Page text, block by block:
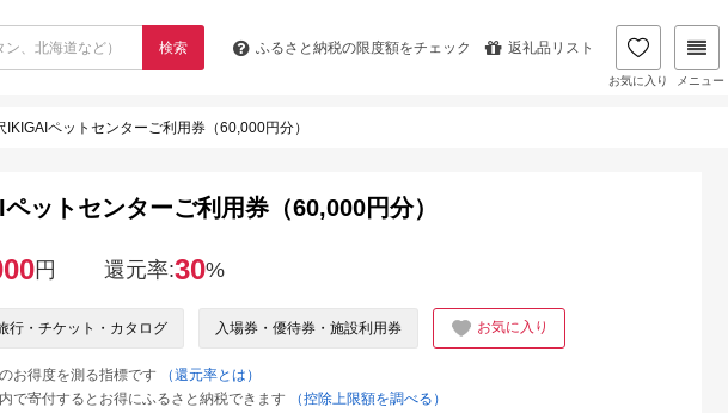
検索 ふるさと納税の限度額をチェック 返礼品リスト
お気に入り メニュー
IKIGAIペットセンターご利用券（60,000円分）
ットセンターご利用券（60,000円分）
円 還元率:30%
行・チケット・カタログ 入場券・優待券・施設利用券 お気に入り
お得度を測る指標です
（還元率とは）
で寄付するとお得にふるさと納税できます
（控除上限額を調べる）